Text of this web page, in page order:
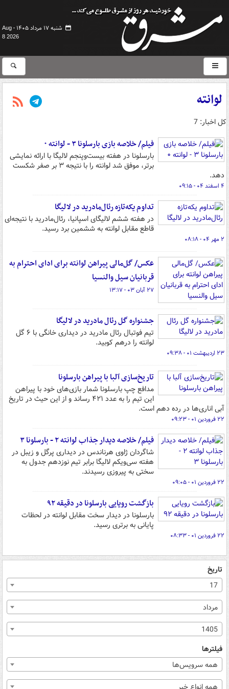
شنبه ۱۷ مرداد ۱۴۰۵ -
Aug
8 2026
لوانته
کل اخبار: 7
فیلم/ خلاصه بازی بارسلونا ۳ - لوانته ۰
بارسلونا در هفته بیست‌وپنجم لالیگا با ارائه نمایشی
برتر، موفق شد لوانته را با نتیجه ۳ بر صفر شکست
دهد.
۴ اسفند ۰۴ - ۰۹:۱۵
تداوم یکه‌تازه رئال‌مادرید در لالیگا
در هفته ششم لالیگای اسپانیا، رئال‌مادرید با نتیجه‌ای
قاطع مقابل لوانته به ششمین برد رسید.
۲ مهر ۰۴ - ۰۸:۱۸
عکس/ گل‌مالی پیراهن لوانته برای ادای احترام به
قربانیان سیل والنسیا
۲۷ آبان ۰۳ - ۱۳:۱۷
جشنواره گل رئال مادرید در لالیگا
تیم فوتبال رئال مادرید در دیداری خانگی با ۶ گل
لوانته را درهم کوبید.
۲۳ اردیبهشت ۰۱ - ۰۹:۳۸
تاریخ‌سازی آلبا با پیراهن بارسلونا
مدافع چپ بارسلونا شمار بازی‌های خود با پیراهن
این تیم را به عدد ۴۲۱ رساند و از این حیث در تاریخ
آبی اناری‌ها در رده دهم است.
۲۲ فروردین ۰۱ - ۰۹:۲۳
فیلم/ خلاصه دیدار جذاب لوانته ۲ - بارسلونا ۳
شاگردان ژاوی هرناندس در دیداری پرگل و زیبل در
هفته سی‌ویکم لالیگا برابر تیم نوزدهم جدول به
سختی به پیروزی رسیدند.
۲۲ فروردین ۰۱ - ۰۹:۰۵
بازگشت رویایی بارسلونا در دقیقه ۹۲
بارسلونا در دیدار سخت مقابل لوانته در لحظات
پایانی به برتری رسید.
۲۲ فروردین ۰۱ - ۰۸:۳۳
تاریخ
17
مرداد
1405
فیلترها
همه سرویس‌ها